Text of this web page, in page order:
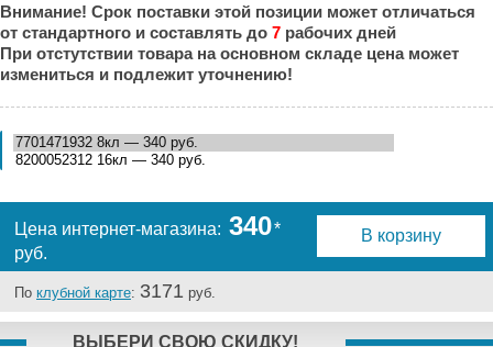
Порт:
Великий Новгород: Под заказ
Краснодар:
Под заказ
Тверь:
Под заказ
Тюмень:
Под заказ
Челябинск:
Под заказ
Внимание! Срок поставки этой позиции может отличаться
от стандартного и составлять до 7 рабочих дней
При отстутствии товара на основном складе цена может
измениться и подлежит уточнению!
Цена интернет-магазина: 340*
руб.
В корзину
По клубной карте: 3171 руб.
ВЫБЕРИ СВОЮ СКИДКУ!